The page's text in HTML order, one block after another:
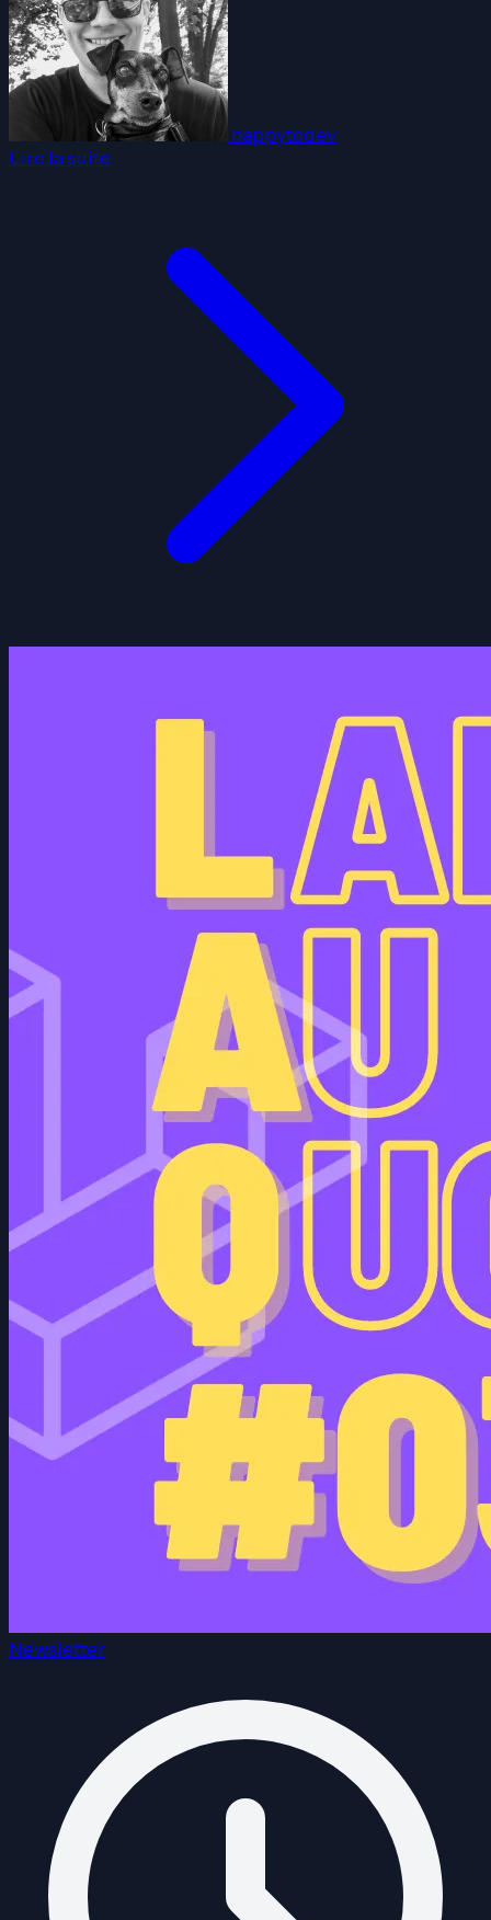
happytodev
Lire la suite
Newsletter